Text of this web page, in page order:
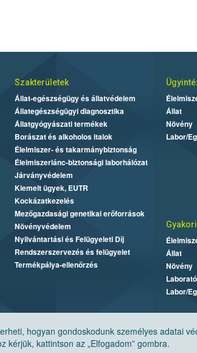
hogyan gondoskodunk személyes adatai
kérjük, kattintson az „Elfogadom” gombra.
Szakterületek
Állat-egészségügy és állatvédelem
Állategészségügyi diagnosztika
Állatgyógyászati termékek
Borászat és alkoholos italok
Élelmiszer- és takarmánybiztonság
Élelmiszerlánc-biztonsági laborhálózat
Járványvédelem
Kiemelt ügyek, EUTR
Kockázatkezelés
Mezőgazdasági genetikai erőforrások
Növényvédelem
Nyilvántartási és Felügyeleti Díj
Rendszerszervezés és felügyelet
Termékpálya-ellenőrzés
Állat
Növény
Labor/
Állat
Növény
Labor/